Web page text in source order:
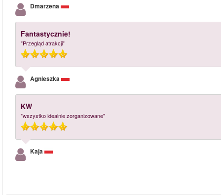
Dmarzena
Fantastycznie!
"Przegląd atrakcji"
Agnieszka
KW
"wszystko idealnie zorganizowane"
Kaja